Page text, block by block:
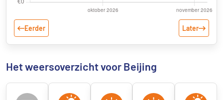
Eerder Later
Het weersoverzicht voor Beijing